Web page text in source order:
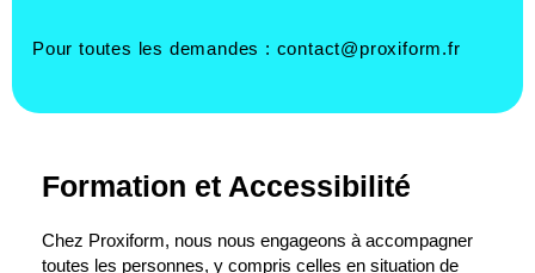
Pour toutes les demandes : contact@proxiform.fr
Formation et Accessibilité
Chez Proxiform, nous nous engageons à accompagner
toutes les personnes, y compris celles en situation de